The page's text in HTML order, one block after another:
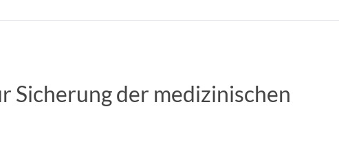
Sicherung der medizinischen